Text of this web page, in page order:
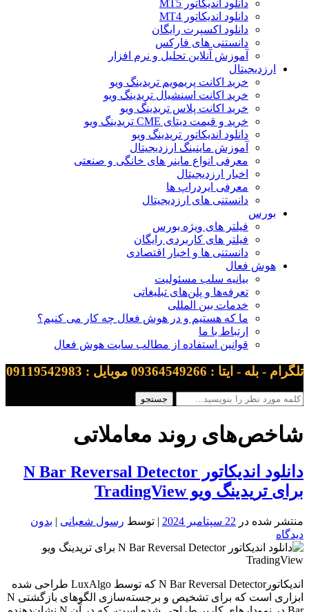
دانلود اندیکاتور MT5
دانلود اندیکاتور MT4
دانلود اکسپرت رایگان
دانستنی های فارکس
آموزش آنلاین تحلیل و نرم افزار
ارزدیجیتال
خرید اکانت پریمویم تریدینگ ویو
خرید اکانت اسنشیال تریدینگ ویو
خرید اکانت پلاس تریدینگ ویو
خرید و قیمت دیتای CME تریدینگ ویو
دانلود اندیکاتور تریدینگ ویو
آموزش ماینینگ ارزدیجیتال
معرفی انواع ماینر های خانگی و صنعتی
اخبار ارزدیجیتال
معرفی ایردراپ ها
دانستنی های ارزدیجیتال
بورس
فیلتر های ویژه بورس
فیلتر های کاربردی رایگان
دانستنی ها و اخبار اقتصادی
هوش فعال
بیانیه سلب مسئولیت
تعرفه‌ها و پلن‌های تبلیغاتی
خدمات بین المللی
ما که هستیم و در هوش فعال چه کار می کنیم؟
ارتباط با ما
قوانین استفاده از مطالب سایت هوش فعال
تلگرام - بله - ایتا : 09364549266 موبایل : 09119542983
شاخص‌های روند معاملاتی
دانلود اندیکاتور N Bar Reversal Detector
برای تریدینگ ویو TradingView
منتشر شده در 22 سپتامبر 2024 | توسط رسول شعبانی | بدون
دیدگاه
اندیکاتورN Bar Reversal Detector که توسط LuxAlgo طراحی شده
ابزاری است که برای تشخیص و برجسته‌سازی الگوهای بازگشتی N